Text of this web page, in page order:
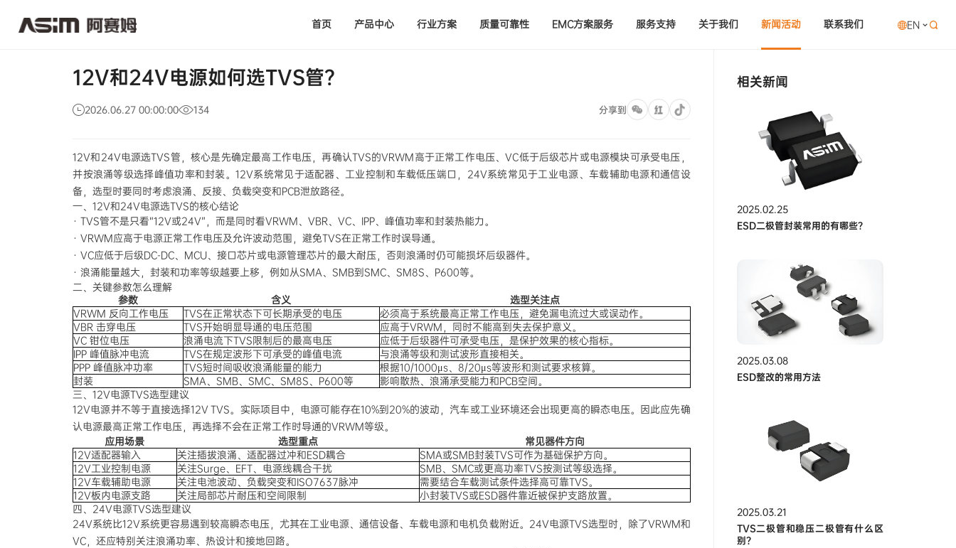
24V
首页 产品中心 行业方案 质量可靠性 EMC方案服务 服务支持 关于我们 新闻活动 联系我们 EN 
12V和24V电源如何选TVS管？
2026.06.27 00:00:00 134 分享到
12V和24V电源选TVS管，核心是先确定最高工作电压，再确认TVS的VRWM高于正常工作电压、VC低于后级芯片或电源模块可承受电压，
并按浪涌等级选择峰值功率和封装。12V系统常见于适配器、工业控制和车载低压端口，24V系统常见于工业电源、车载辅助电源和通信设
备，选型时要同时考虑浪涌、反接、负载突变和PCB泄放路径。
一、12V和24V电源选TVS的核心结论
· TVS管不是只看“12V或24V”，而是同时看VRWM、VBR、VC、IPP、峰值功率和封装热能力。
· VRWM应高于电源正常工作电压及允许波动范围，避免TVS在正常工作时误导通。
· VC应低于后级DC-DC、MCU、接口芯片或电源管理芯片的最大耐压，否则浪涌时仍可能损坏后级器件。
· 浪涌能量越大，封装和功率等级越要上移，例如从SMA、SMB到SMC、SM8S、P600等。
二、关键参数怎么理解
参数
含义
选型关注点
VRWM 反向工作电压
TVS在正常状态下可长期承受的电压
必须高于系统最高正常工作电压，避免漏电流过大或误动作。
VBR 击穿电压
TVS开始明显导通的电压范围
应高于VRWM，同时不能高到失去保护意义。
VC 钳位电压
浪涌电流下TVS限制后的最高电压
应低于后级器件可承受电压，是保护效果的核心指标。
IPP 峰值脉冲电流
TVS在规定波形下可承受的峰值电流
与浪涌等级和测试波形直接相关。
PPP 峰值脉冲功率
TVS短时间吸收浪涌能量的能力
根据10/1000μs、8/20μs等波形和测试要求核算。
封装
SMA、SMB、SMC、SM8S、P600等
影响散热、浪涌承受能力和PCB空间。
三、12V电源TVS选型建议
12V电源并不等于直接选择12V TVS。实际项目中，电源可能存在10%到20%的波动，汽车或工业环境还会出现更高的瞬态电压。因此应先确
认电源最高正常工作电压，再选择不会在正常工作时导通的VRWM等级。
应用场景
选型重点
常见器件方向
12V适配器输入
关注插拔浪涌、适配器过冲和ESD耦合
SMA或SMB封装TVS可作为基础保护方向。
12V工业控制电源
关注Surge、EFT、电源线耦合干扰
SMB、SMC或更高功率TVS按测试等级选择。
12V车载辅助电源
关注电池波动、负载突变和ISO7637脉冲
需要结合车载测试条件选择高可靠TVS。
12V板内电源支路
关注局部芯片耐压和空间限制
小封装TVS或ESD器件靠近被保护支路放置。
四、24V电源TVS选型建议
24V系统比12V系统更容易遇到较高瞬态电压，尤其在工业电源、通信设备、车载电源和电机负载附近。24V电源TVS选型时，除了VRWM和
VC，还应特别关注浪涌功率、热设计和接地回路。
相关新闻
2025.02.25
ESD二极管封装常用的有哪些？
2025.03.08
ESD整改的常用方法
2025.03.21
TVS二极管和稳压二极管有什么区
别？